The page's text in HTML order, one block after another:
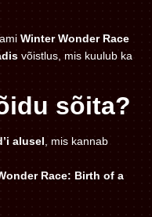
Winter Wonder Race
võistlus, mis kuulub ka
sõita?
alusel , mis kannab
Race: Birth of a